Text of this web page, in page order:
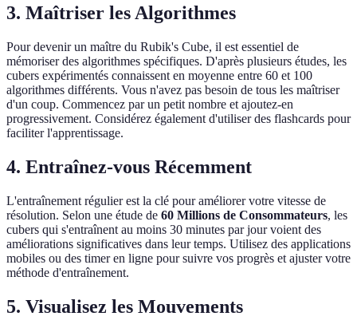
3. Maîtriser les Algorithmes
Pour devenir un maître du Rubik's Cube, il est essentiel de
mémoriser des algorithmes spécifiques. D'après plusieurs études, les
cubers expérimentés connaissent en moyenne entre 60 et 100
algorithmes différents. Vous n'avez pas besoin de tous les maîtriser
d'un coup. Commencez par un petit nombre et ajoutez-en
progressivement. Considérez également d'utiliser des flashcards pour
faciliter l'apprentissage.
4. Entraînez-vous Récemment
L'entraînement régulier est la clé pour améliorer votre vitesse de
résolution. Selon une étude de 60 Millions de Consommateurs, les
cubers qui s'entraînent au moins 30 minutes par jour voient des
améliorations significatives dans leur temps. Utilisez des applications
mobiles ou des timer en ligne pour suivre vos progrès et ajuster votre
méthode d'entraînement.
5. Visualisez les Mouvements